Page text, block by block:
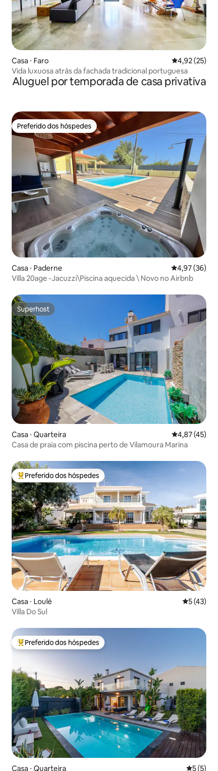
Casa ⋅ Faro 4,92 de uma
4,92 (25)
Vida luxuosa atrás da fachada tradicional portuguesa
Aluguel por temporada de casa privativa
Preferido dos hóspedes
Preferido dos hóspedes
Casa ⋅ Paderne 4,97 de uma
4,97 (36)
Villa 20age -Jacuzzi\Piscina aquecida \ Novo no Airbnb
Superhost
Superhost
Casa ⋅ Quarteira 4,87 de uma
4,87 (45)
Casa de praia com piscina perto de Vilamoura Marina
Entre os melhores preferidos dos hóspedes
Preferido dos hóspedes
Casa ⋅ Loulé 5 de uma
5 (43)
Villa Do Sul
Entre os melhores preferidos dos hóspedes
Preferido dos hóspedes
Casa ⋅ Quarteira 5 de
5 (5)